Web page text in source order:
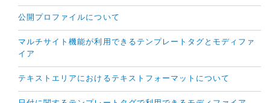
公開プロファイルについて
マルチサイト機能が利用できるテンプレートタグとモディファ
イア
テキストエリアにおけるテキストフォーマットについて